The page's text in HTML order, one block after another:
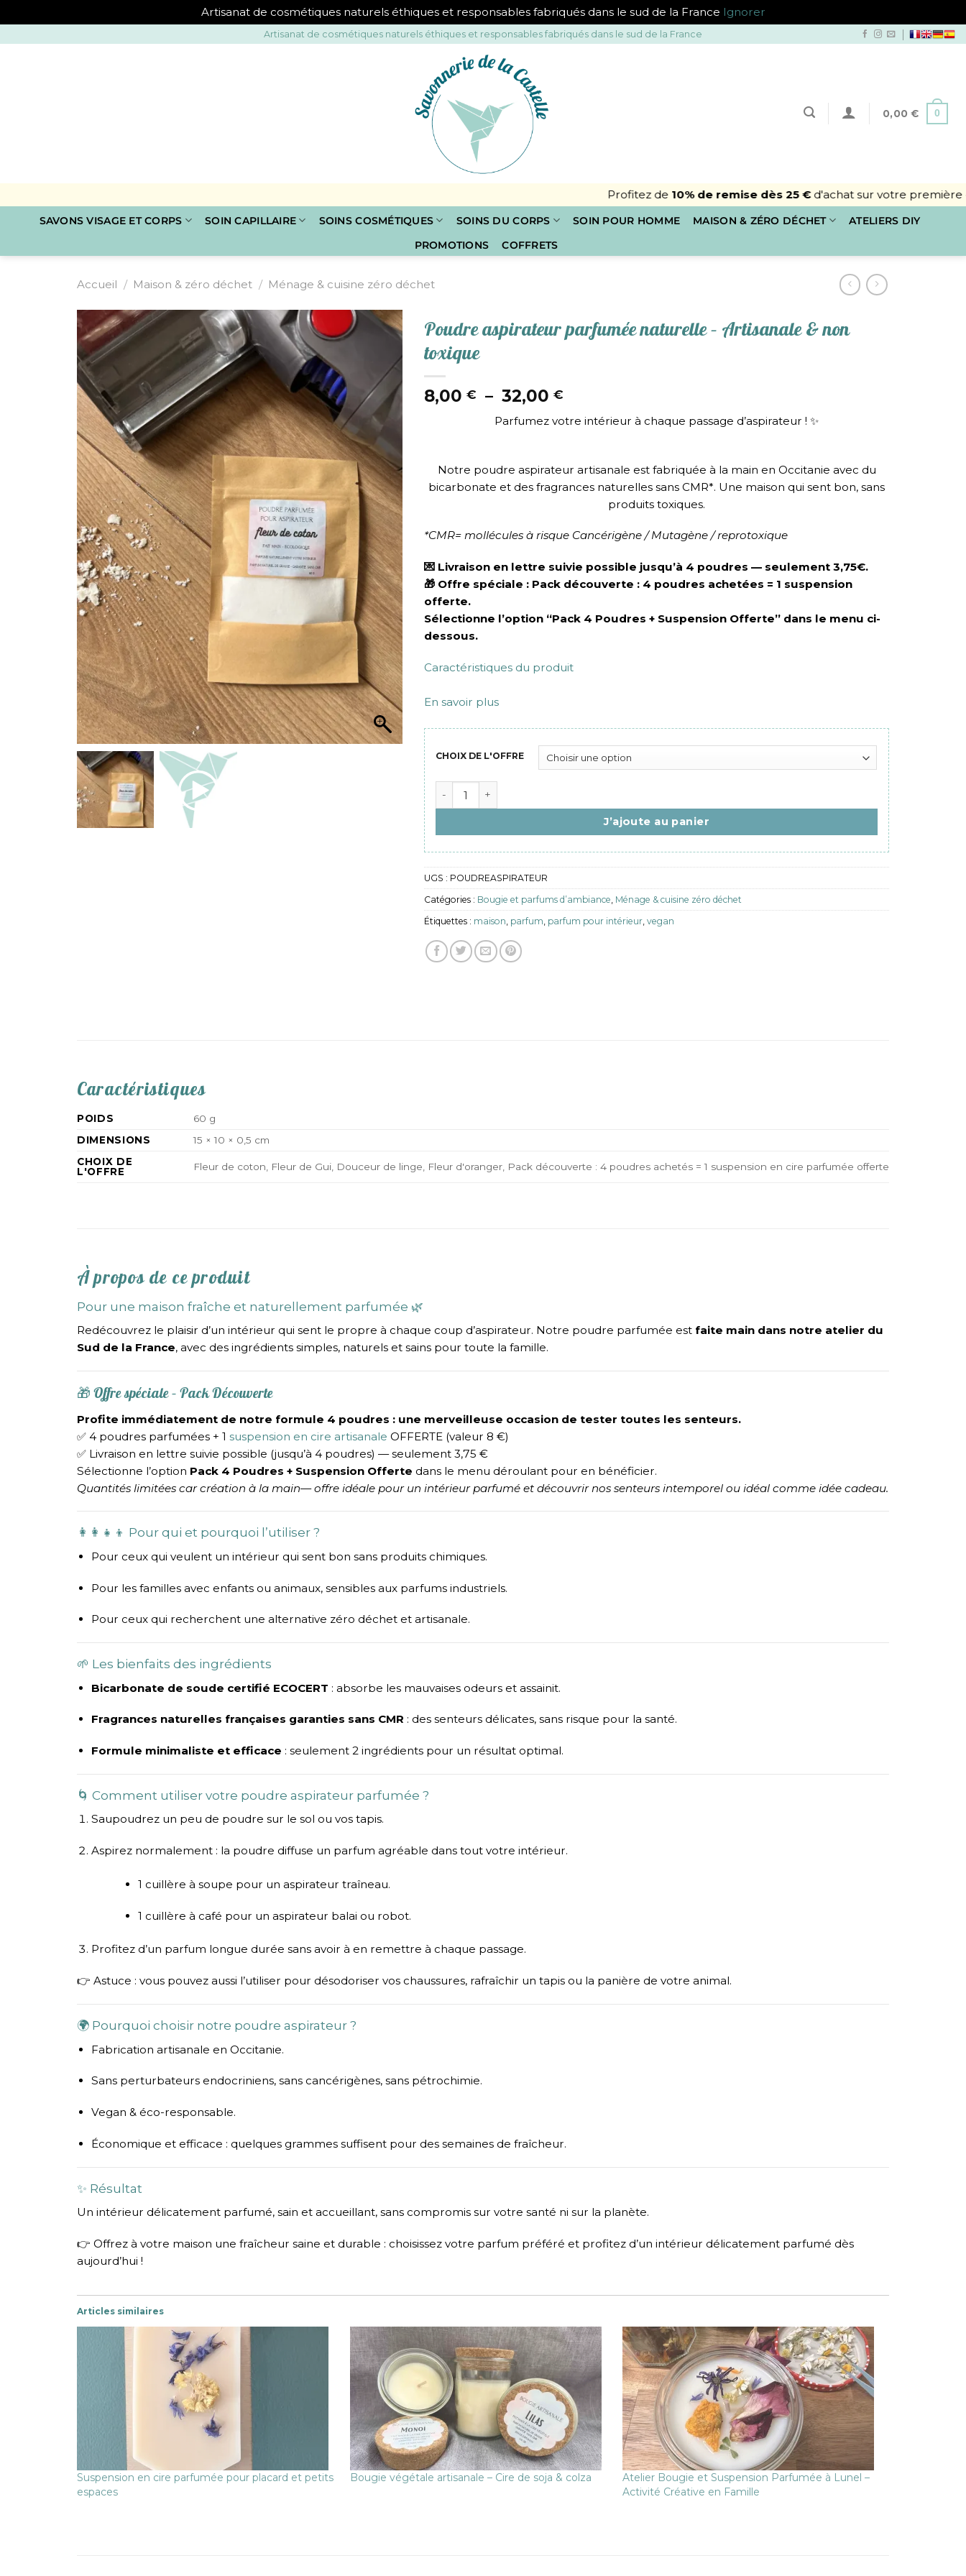
Artisanat de cosmétiques naturels éthiques et responsables fabriqués dans le sud de la France Ignorer
Artisanat de cosmétiques naturels éthiques et responsables fabriqués dans le sud de la France
0,00€ 0
10% de remise dès 25 €d'achat sur votre première
SAVONS VISAGE ET CORPS SOIN CAPILLAIRE SOINS COSMÉTIQUES SOINS DU CORPS SOIN POUR HOMME MAISON & ZÉRO DÉCHET ATELIERS DIY
PROMOTIONS COFFRETS
Accueil / Maison & zéro déchet / Ménage & cuisine zéro déchet
Poudre aspirateur parfumée naturelle – Artisanale & non
toxique
8,00€ – 32,00€
prix :
32,00 €
Parfumez votre intérieur à chaque passage d’aspirateur ! ✨
Notre poudre aspirateur artisanale est fabriquée à la main en Occitanie avec du
bicarbonate et des fragrances naturelles sans CMR*. Une maison qui sent bon, sans
produits toxiques.
*CMR= mollécules à risque Cancérigène / Mutagène / reprotoxique
💌 Livraison en lettre suivie possible jusqu’à 4 poudres — seulement 3,75€.
🎁 Offre spéciale : Pack découverte : 4 poudres achetées = 1 suspension
offerte.
Sélectionne l’option “Pack 4 Poudres + Suspension Offerte” dans le menu ci-
dessous.
Caractéristiques du produit
En savoir plus
CHOIX DE L'OFFRE
J’ajoute au panier
UGS : POUDREASPIRATEUR
Catégories : Bougie et parfums d’ambiance Ménage & cuisine zéro déchet
Étiquettes : maison parfum parfum pour intérieur ,vegan
Caractéristiques
POIDS
60 g
DIMENSIONS
15 × 10 × 0,5 cm
CHOIX DE
L'OFFRE
Fleur de coton, Fleur de Gui, Douceur de linge, Fleur d'oranger, Pack découverte : 4 poudres achetés = 1 suspension en cire parfumée offerte
À propos de ce produit
Pour une maison fraîche et naturellement parfumée 🌿
Redécouvrez le plaisir d’un intérieur qui sent le propre à chaque coup d’aspirateur. Notre poudre parfumée est faite main dans notre atelier du
Sud de la France, avec des ingrédients simples, naturels et sains pour toute la famille.
🎁 Offre spéciale – Pack Découverte
Profite immédiatement de notre formule 4 poudres : une merveilleuse occasion de tester toutes les senteurs.
✅ 4 poudres parfumées + 1 suspension en cire artisanale OFFERTE (valeur 8 €)
✅ Livraison en lettre suivie possible (jusqu’à 4 poudres) — seulement 3,75 €
Sélectionne l’option Pack 4 Poudres + Suspension Offerte dans le menu déroulant pour en bénéficier.
Quantités limitées car création à la main— offre idéale pour un intérieur parfumé et découvrir nos senteurs intemporel ou idéal comme idée cadeau.
👩‍👩‍👧‍👦 Pour qui et pourquoi l’utiliser ?
Pour ceux qui veulent un intérieur qui sent bon sans produits chimiques.
Pour les familles avec enfants ou animaux, sensibles aux parfums industriels.
Pour ceux qui recherchent une alternative zéro déchet et artisanale.
🌱 Les bienfaits des ingrédients
Bicarbonate de soude certifié ECOCERT : absorbe les mauvaises odeurs et assainit.
Fragrances naturelles françaises garanties sans CMR : des senteurs délicates, sans risque pour la santé.
Formule minimaliste et efficace : seulement 2 ingrédients pour un résultat optimal.
🌀 Comment utiliser votre poudre aspirateur parfumée ?
Saupoudrez un peu de poudre sur le sol ou vos tapis.
Aspirez normalement : la poudre diffuse un parfum agréable dans tout votre intérieur.
1 cuillère à soupe pour un aspirateur traîneau.
1 cuillère à café pour un aspirateur balai ou robot.
Profitez d’un parfum longue durée sans avoir à en remettre à chaque passage.
👉 Astuce : vous pouvez aussi l’utiliser pour désodoriser vos chaussures, rafraîchir un tapis ou la panière de votre animal.
🌍 Pourquoi choisir notre poudre aspirateur ?
Fabrication artisanale en Occitanie.
Sans perturbateurs endocriniens, sans cancérigènes, sans pétrochimie.
Vegan & éco-responsable.
Économique et efficace : quelques grammes suffisent pour des semaines de fraîcheur.
✨ Résultat
Un intérieur délicatement parfumé, sain et accueillant, sans compromis sur votre santé ni sur la planète.
👉 Offrez à votre maison une fraîcheur saine et durable : choisissez votre parfum préféré et profitez d’un intérieur délicatement parfumé dès
aujourd’hui !
Articles similaires
Suspension en cire parfumée pour placard et petits
espaces
Bougie végétale artisanale – Cire de soja & colza
Atelier Bougie et Suspension Parfumée à Lunel –
Activité Créative en Famille